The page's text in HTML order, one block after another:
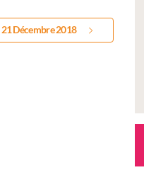
Décembre 2018